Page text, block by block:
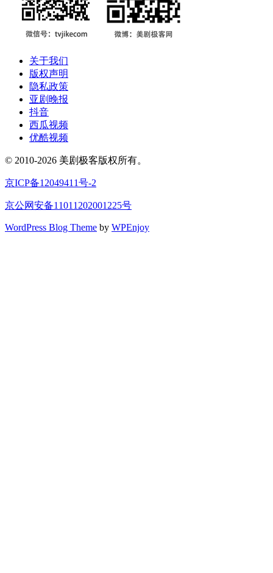
关于我们
版权声明
隐私政策
亚剧晚报
抖音
西瓜视频
优酷视频
© 2010-2026 美剧极客版权所有。
京ICP备12049411号-2
京公网安备11011202001225号
WordPress Blog Theme by WPEnjoy